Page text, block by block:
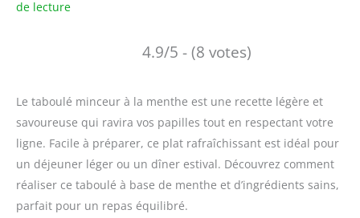
de lecture
4.9/5 - (8 votes)
Le taboulé minceur à la menthe est une recette légère et
savoureuse qui ravira vos papilles tout en respectant votre
ligne. Facile à préparer, ce plat rafraîchissant est idéal pour
un déjeuner léger ou un dîner estival. Découvrez comment
réaliser ce taboulé à base de menthe et d’ingrédients sains,
parfait pour un repas équilibré.